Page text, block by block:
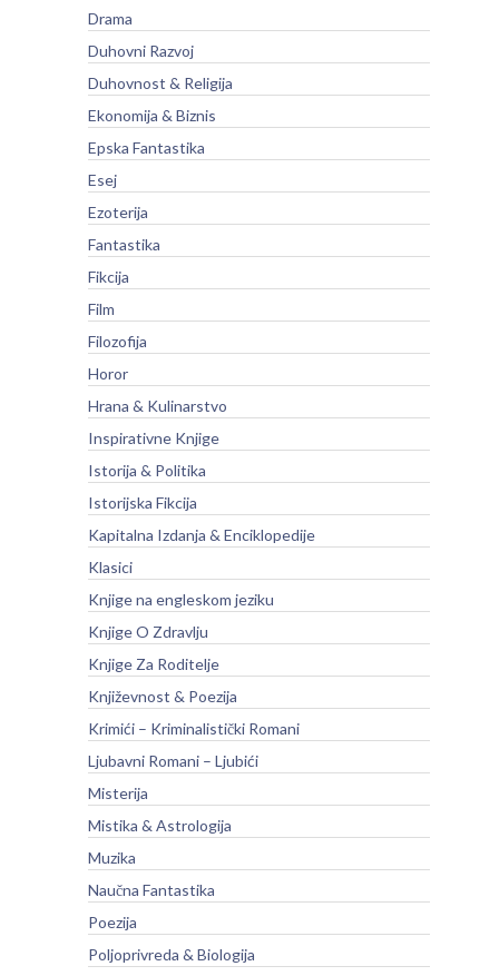
Drama
Duhovni Razvoj
Duhovnost & Religija
Ekonomija & Biznis
Epska Fantastika
Esej
Ezoterija
Fantastika
Fikcija
Film
Filozofija
Horor
Hrana & Kulinarstvo
Inspirativne Knjige
Istorija & Politika
Istorijska Fikcija
Kapitalna Izdanja & Enciklopedije
Klasici
Knjige na engleskom jeziku
Knjige O Zdravlju
Knjige Za Roditelje
Književnost & Poezija
Krimići – Kriminalistički Romani
Ljubavni Romani – Ljubići
Misterija
Mistika & Astrologija
Muzika
Naučna Fantastika
Poezija
Poljoprivreda & Biologija